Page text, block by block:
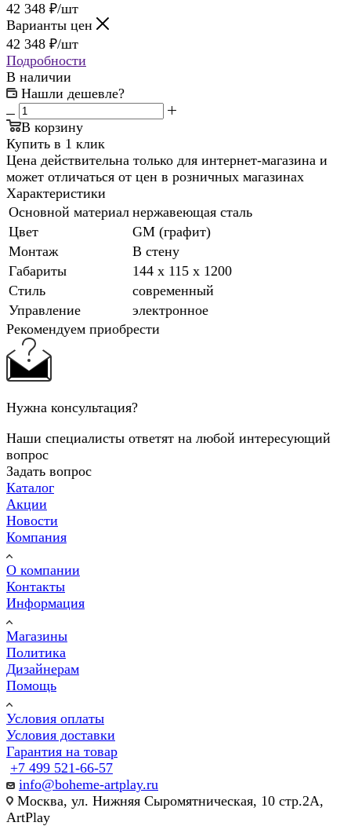
42 348 ₽/шт
Варианты цен
42 348 ₽/шт
Подробности
В наличии
Нашли дешевле?
В корзину
Купить в 1 клик
Цена действительна только для интернет-магазина и
может отличаться от цен в розничных магазинах
Характеристики
Основной материал нержавеющая сталь
Цвет
GM (графит)
Монтаж
В стену
Габариты
144 х 115 х 1200
Стиль
современный
Управление
электронное
Рекомендуем приобрести
Нужна консультация?
Наши специалисты ответят на любой интересующий
вопрос
Задать вопрос
Каталог
Акции
Новости
Компания
О компании
Контакты
Информация
Магазины
Политика
Дизайнерам
Помощь
Условия оплаты
Условия доставки
Гарантия на товар
+7 499 521-66-57
info@boheme-artplay.ru
Москва, ул. Нижняя Сыромятническая, 10 стр.2А,
ArtPlay